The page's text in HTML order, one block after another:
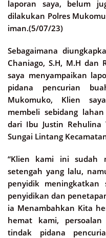
laporan saya, belum
dilakukan Polres
iman.(5/07/23)
Sebagaimana
Chaniago, S.H, M.H dan
saya menyampaikan
pidana pencurian
Mukomuko, Klien
membeli sebidang
dari Ibu Justin Rehulina
Sungai Lintang
“Klien kami ini sudah
setengah yang lalu,
penyidik
penyidikan dan
ia Menambahkan Kita
hemat kami,
tindak pidana